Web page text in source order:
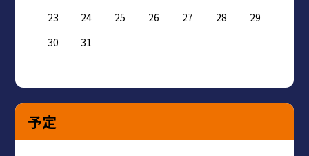
23
24 25 26 27 28
29
30
31
予定